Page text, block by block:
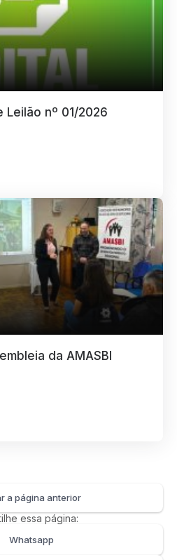
nº 01/2026
da AMASBI
a página anterior
essa página:
Whatsapp